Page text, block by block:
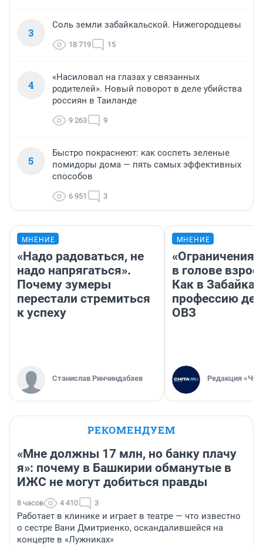
3
Соль земли забайкальской. Нижегородцевы
18 719 15
4
«Насиловал на глазах у связанных
родителей». Новый поворот в деле убийства
россиян в Таиланде
9 263 9
5
Быстро покраснеют: как соспеть зеленые
помидоры дома — пять самых эффективных
способов
6 951 3
МНЕНИЕ
«Надо радоваться, не
надо напрягаться».
Почему зумеры
перестали стремиться
к успеху
Станислав Ринчиндабаев
МНЕНИЕ
«Ограничения
в голове
Как в
профессию
ОВЗ
Редакция
РЕКОМЕНДУЕМ
«Мне должны 17 млн, но банку плачу
я»: почему в Башкирии обманутые в
ИЖС не могут добиться правды
8 часов 4 410 3
Работает в клинике и играет в театре — что известно
о сестре Вани Дмитриенко, оскандалившейся на
концерте в «Лужниках»